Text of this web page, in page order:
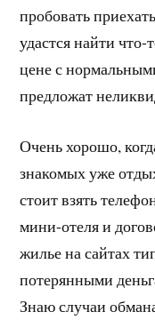
пробовать
удастся найти
цене с
предложат
Очень хорошо,
знакомых уже
стоит взять
мини-отеля и
жилье на сайтах
потерянными
Знаю случаи